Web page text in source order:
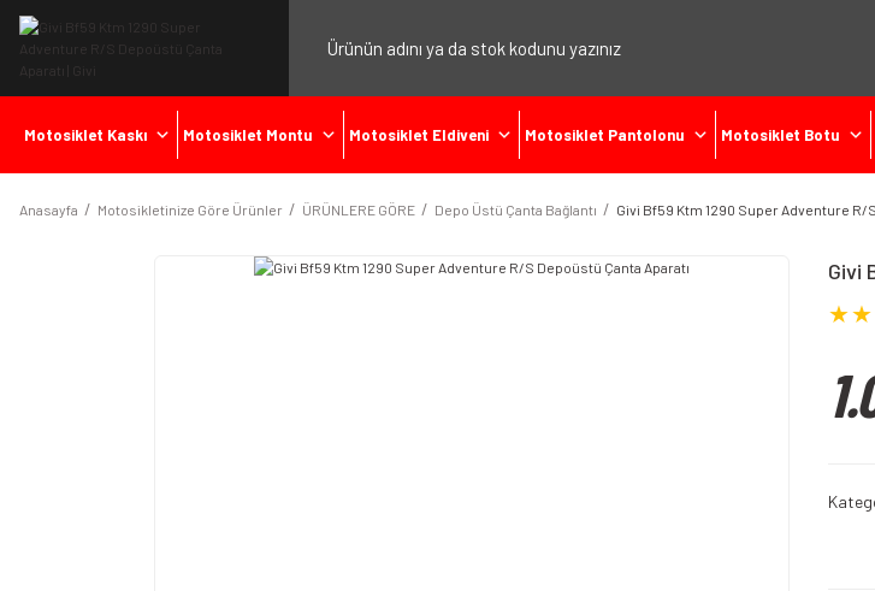
Motosiklet Kaskı Motosiklet Montu Motosiklet Eldiveni Motosiklet Pantolonu Motosiklet Botu
Anasayfa Motosikletinize Göre Ürünler ÜRÜNLERE GÖRE Depo Üstü Çanta Bağlantı Givi Bf59 Ktm 1290 Super Adventure R/
Givi